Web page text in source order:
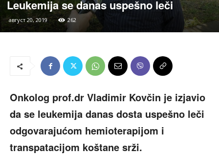
Leukemija se danas uspešno leči
август 20, 2019 262
Onkolog prof.dr Vladimir Kovčin je izjavio
da se leukemija danas dosta uspešno leči
odgovarajućom hemioterapijom i
transpatacijom koštane srži.